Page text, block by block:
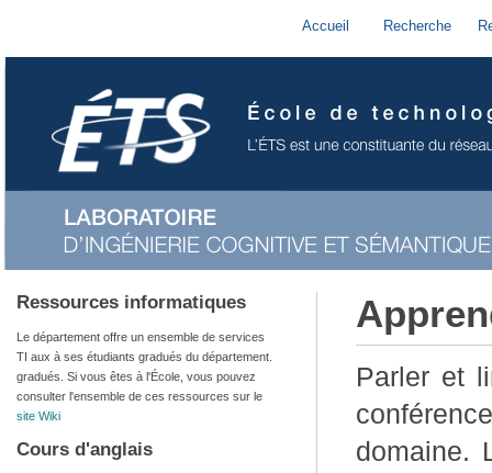
Accueil Recherche
Ressources informatiques
Le département offre un ensemble de services
TI aux à ses étudiants gradués du département.
gradués. Si vous êtes à l'École, vous pouvez
consulter l'ensemble de ces ressources sur le
site Wiki
Cours d'anglais
Parler et
domaine.